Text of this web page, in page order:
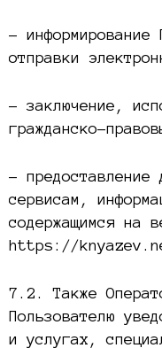
– информирование
отправки
– заключение,
гражданско-
– предоставление
сервисам,
содержащимся на
https://
7.2. Также
Пользователю
и услугах,